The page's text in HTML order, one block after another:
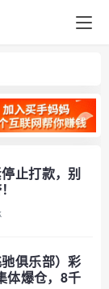
止打款，别
俱乐部）彩
体爆仓，8千